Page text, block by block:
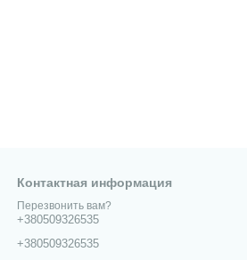
Контактная информация
Перезвонить вам?
+380509326535
+380509326535